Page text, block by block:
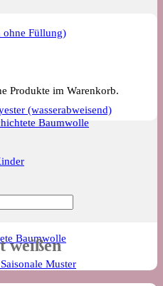
ohne Füllung)
(wasserabweisend)
Baumwolle
Baumwolle
Muster
Produkte im Warenkorb.
weißen